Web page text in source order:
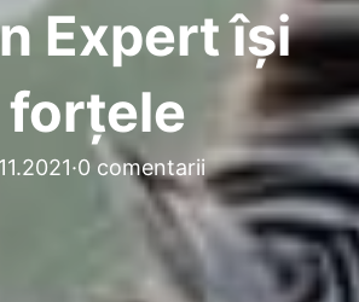
Expert își
·0 comentarii